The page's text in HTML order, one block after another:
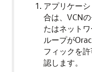
アプリケー
合は、VCN
たはネット
ループが
フィックを
認します。